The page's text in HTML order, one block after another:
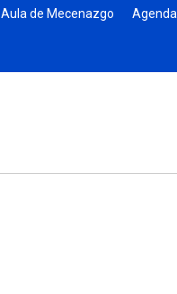
Aula de Mecenazgo Agenda